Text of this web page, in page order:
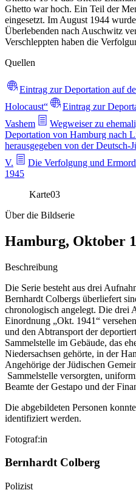
Ghetto war hoch. Ein Teil der
eingesetzt. Im August 1944
Überlebenden nach Auschwitz
Verschleppten haben die
Quellen
Eintrag zur Deportation auf
Holocaust“
Eintrag zur
Vashem
Wegweiser zu
Deportation von Hamburg nach
herausgegeben von der Deutsch-
V.
Die Verfolgung und
1945
Karte03
Über die Bildserie
Hamburg, Oktober
Beschreibung
Die Serie besteht aus drei
Bernhardt Colbergs überliefert
chronologisch angelegt. Die drei
Einordnung „Okt. 1941“
und den Abtransport der
Sammelstelle im Gebäude, das
Niedersachsen gehörte, in der
Angehörige der Jüdischen
Sammelstelle versorgten,
Beamte der Gestapo und der
Die abgebildeten Personen
identifiziert werden.
Fotograf:in
Bernhardt Colberg
Polizist